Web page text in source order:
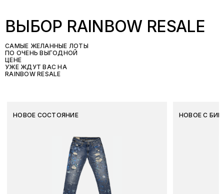
ВЫБОР RAINBOW RESALE
САМЫЕ ЖЕЛАННЫЕ ЛОТЫ
ПО ОЧЕНЬ ВЫГОДНОЙ
ЦЕНЕ
УЖЕ ЖДУТ ВАС НА
RAINBOW RESALE
НОВОЕ СОСТОЯНИЕ НОВОЕ С